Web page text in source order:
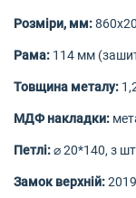
Розміри, мм:
Рама: 114 мм
Товщина металу:
МДФ накладки:
Петлі:⌀ 20*140, з
Замок верхній: